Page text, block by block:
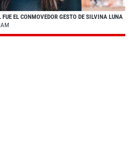
EL CONMOVEDOR GESTO DE SILVINA LUNA